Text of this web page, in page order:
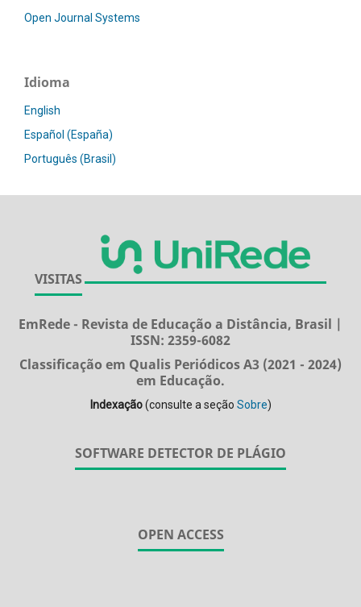
Open Journal Systems
Idioma
English
Español (España)
Português (Brasil)
VISITAS
EmRede - Revista de Educação a Distância, Brasil |
ISSN: 2359-6082
Classificação em Qualis Periódicos A3 (2021 - 2024)
em Educação.
Indexação(consulte a seção Sobre)
SOFTWARE DETECTOR DE PLÁGIO
OPEN ACCESS